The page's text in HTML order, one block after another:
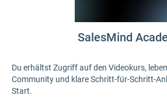
SalesMind
Du erhältst Zugriff auf den Videokurs,
Community und klare Schritt-für-Schritt-
Start.